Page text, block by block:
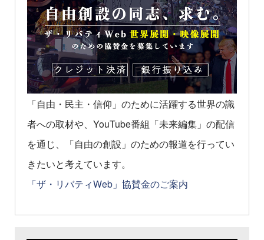
「自由・民主・信仰」のために活躍する世界の識
者への取材や、YouTube番組「未来編集」の配信
を通じ、「自由の創設」のための報道を行ってい
きたいと考えています。
「ザ・リバティWeb」協賛金のご案内